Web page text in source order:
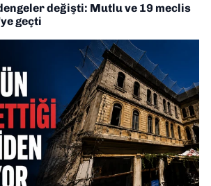
değişti: Mutlu ve 19 meclis
geçti